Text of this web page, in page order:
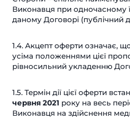
Виконавця при одночасному
даному Договорі (публічний
1.4. Акцепт оферти означає,
усіма положеннями цієї
рівносильний укладенню
1.5. Термін дії цієї оферти
червня 2021 року на весь
Виконавця на здійснення